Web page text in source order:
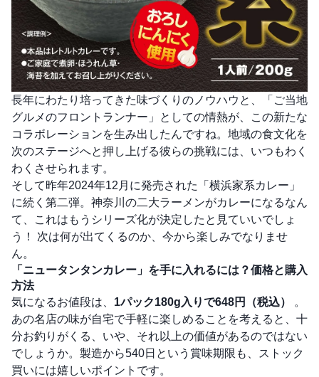
長年にわたり培ってきた味づくりのノウハウと、「ご当地
グルメのフロントランナー」としての情熱が、この新たな
コラボレーションを生み出したんですね。地域の食文化を
次のステージへと押し上げる彼らの挑戦には、いつもわく
わくさせられます。
そして昨年2024年12月に発売された「横浜家系カレー」
に続く第二弾。神奈川の二大ラーメンがカレーになるなん
て、これはもうシリーズ化が決定したと見ていいでしょ
う！ 次は何が出てくるのか、今から楽しみでなりませ
ん。
「ニュータンタンカレー」を手に入れるには？価格と購入
方法
気になるお値段は、 1パック180g入りで648円（税込）
。
あの名店の味が自宅で手軽に楽しめることを考えると、十
分お釣りがくる、いや、それ以上の価値があるのではない
でしょうか。製造から540日という賞味期限も、ストック
買いには嬉しいポイントです。